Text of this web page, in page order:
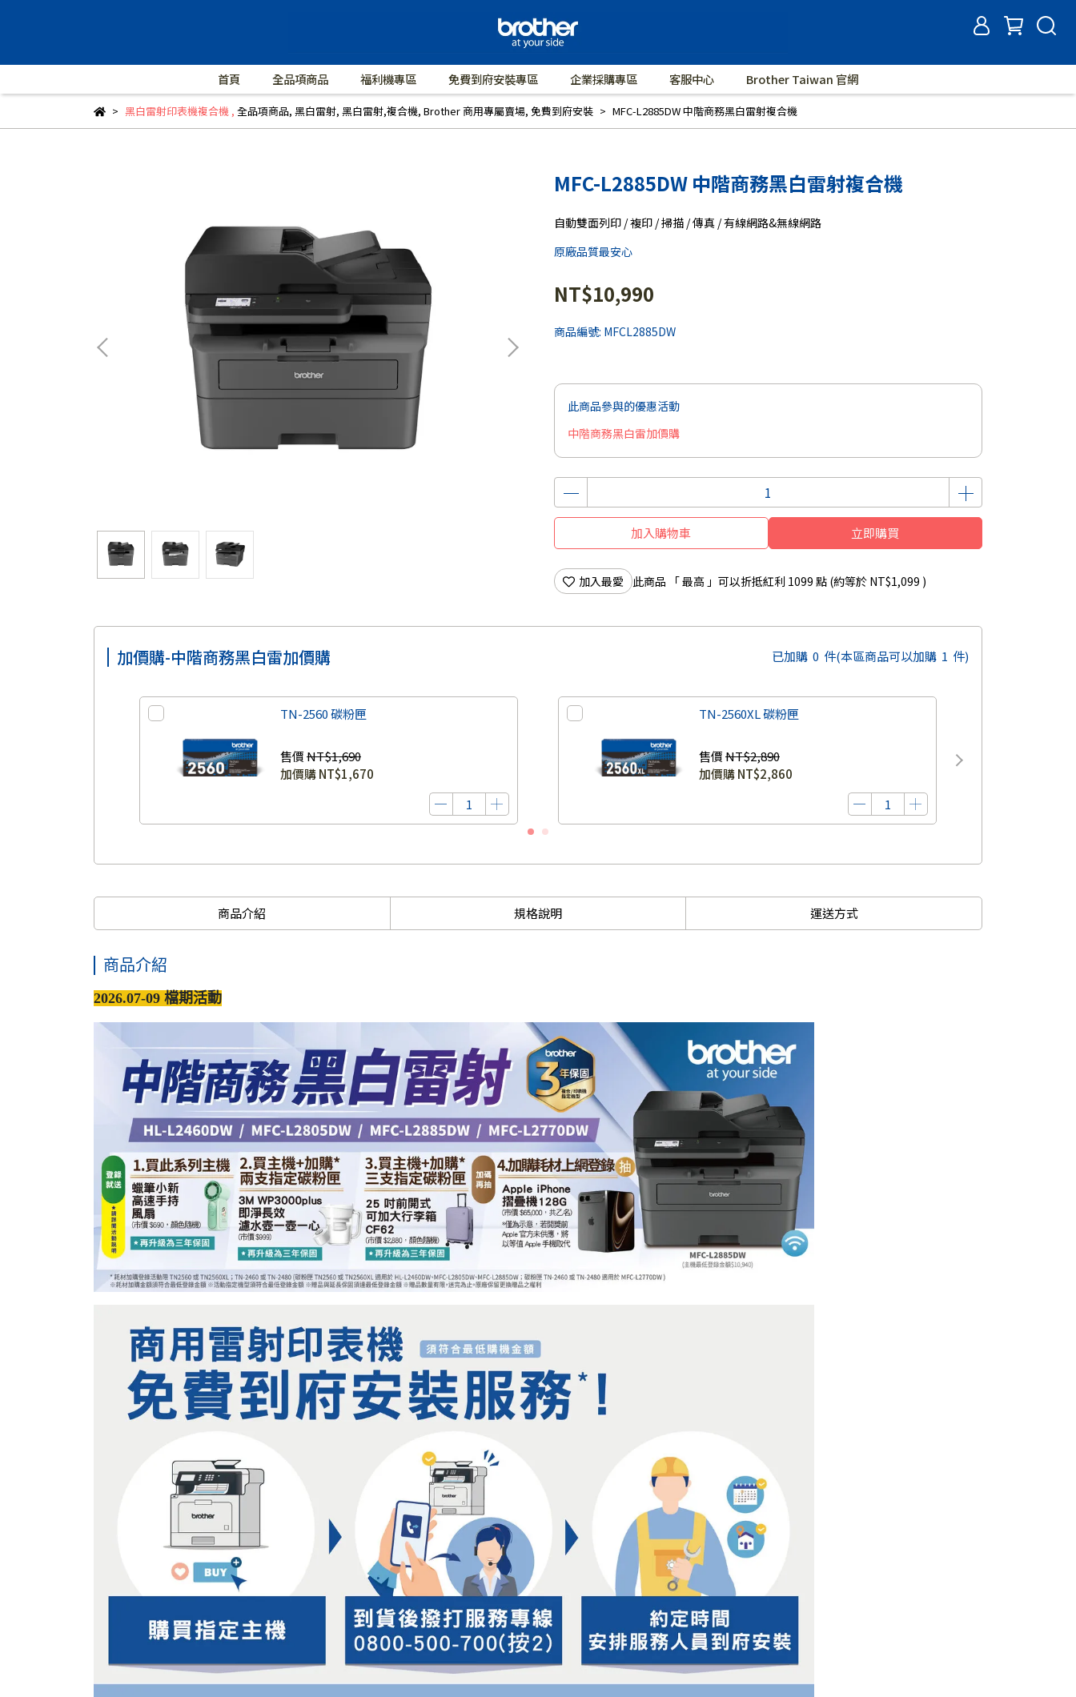
首頁 全品項商品 福利機專區 免費到府安裝專區 企業採購專區 客服中心 Brother Taiwan 官網
黑白雷射印表機複合機, 全品項商品, 黑白雷射, 黑白雷射,複合機, Brother 商用專屬賣場, 免費到府安裝 MFC-L2885DW 中階商務黑白雷射複合機
MFC-L2885DW 中階商務黑白雷射複合機
自動雙面列印 / 複印 / 掃描 / 傳真 / 有線網路&無線網路
原廠品質最安心
NT$10,990
商品編號: MFCL2885DW
此商品參與的優惠活動
中階商務黑白雷加價購
加入購物車 立即購買
加入最愛 此商品 「 最高 」可以折抵紅利 1099 點 (約等於 NT$1,099 )
加價購-中階商務黑白雷加價購 已加購 0 件(本區商品可以加購 1 件)
TN-2560 碳粉匣
售價NT$1,690
加價購NT$1,670
TN-2560XL 碳粉匣
售價NT$2,890
加價購NT$2,860
商品介紹 規格說明 運送方式
商品介紹
2026.07-09 檔期活動